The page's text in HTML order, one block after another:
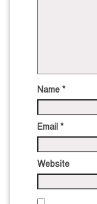
Name *
Email *
Website